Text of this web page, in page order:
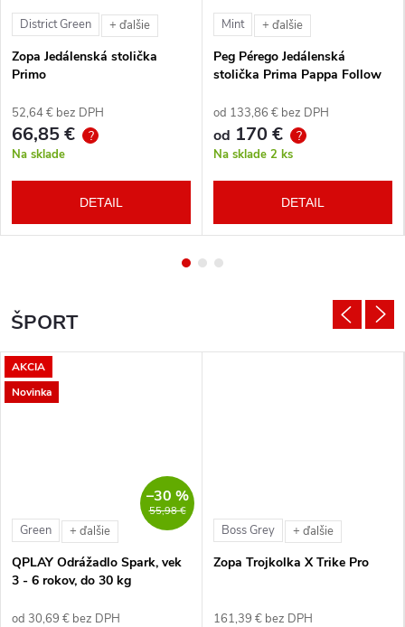
District Green + ďalšie
Zopa Jedálenská stolička
Primo
52,64 € bez DPH
66,85 € ?
Na sklade
DETAIL
Mint + ďalšie
Peg Pérego Jedálenská
stolička Prima Pappa Follow
od 133,86 € bez DPH
od 170 € ?
Na sklade 2 ks
DETAIL
ŠPORT
AKCIA
Novinka
55,98 €
–30 %
Green + ďalšie
QPLAY Odrážadlo Spark, vek
3 - 6 rokov, do 30 kg
od 30,69 € bez DPH
Boss Grey + ďalšie
Zopa Trojkolka X Trike Pro
161,39 € bez DPH